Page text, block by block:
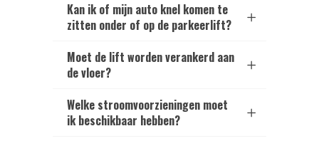
Kan ik of mijn auto knel komen te
zitten onder of op de parkeerlift?
Moet de lift worden verankerd aan
de vloer?
Welke stroomvoorzieningen moet
ik beschikbaar hebben?